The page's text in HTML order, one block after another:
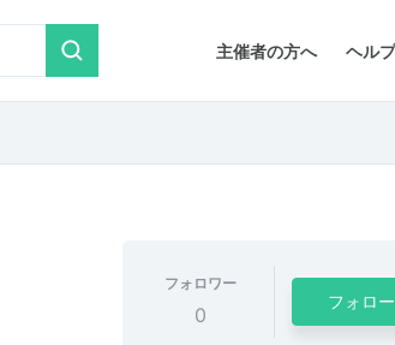
主催者の方へ ヘルプ
フォロワー
0
フォロ